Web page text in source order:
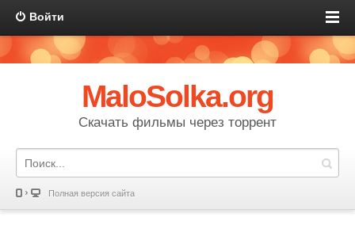
Войти
MaloSolka.org
Скачать фильмы через торрент
Полная версия сайта